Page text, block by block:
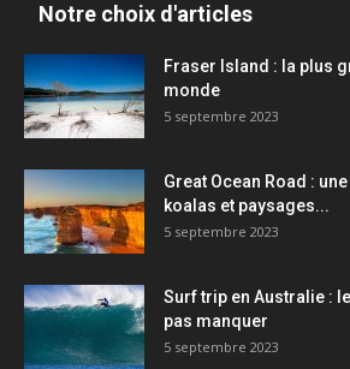
Notre choix d'articles
Fraser Island : la plus
monde
5 septembre 2023
Great Ocean Road :
koalas et paysages...
5 septembre 2023
Surf trip en Australie :
pas manquer
5 septembre 2023